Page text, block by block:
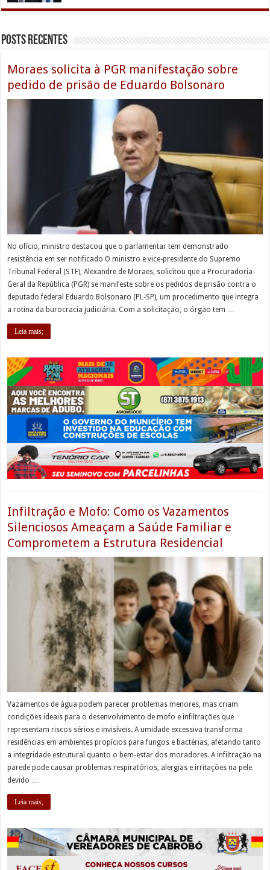
Posts Recentes
Moraes solicita à PGR manifestação sobre
pedido de prisão de Eduardo Bolsonaro
No ofício, ministro destacou que o parlamentar tem demonstrado
resistência em ser notificado O ministro e vice-presidente do Supremo
Tribunal Federal (STF), Alexandre de Moraes, solicitou que a Procuradoria-
Geral da República (PGR) se manifeste sobre os pedidos de prisão contra o
deputado federal Eduardo Bolsonaro (PL-SP), um procedimento que integra
a rotina da burocracia judiciária. Com a solicitação, o órgão tem …
Leia mais;
Infiltração e Mofo: Como os Vazamentos
Silenciosos Ameaçam a Saúde Familiar e
Comprometem a Estrutura Residencial
Vazamentos de água podem parecer problemas menores, mas criam
condições ideais para o desenvolvimento de mofo e infiltrações que
representam riscos sérios e invisíveis. A umidade excessiva transforma
residências em ambientes propícios para fungos e bactérias, afetando tanto
a integridade estrutural quanto o bem-estar dos moradores. A infiltração na
parede pode causar problemas respiratórios, alergias e irritações na pele
devido …
Leia mais;